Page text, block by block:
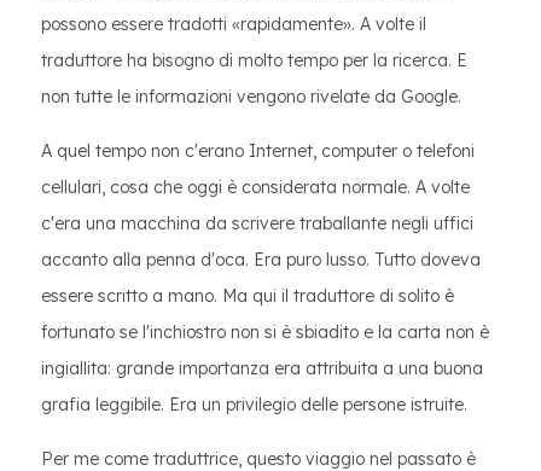
possono essere tradotti «rapidamente». A volte il
traduttore ha bisogno di molto tempo per la ricerca. E
non tutte le informazioni vengono rivelate da Google.
A quel tempo non c'erano Internet, computer o telefoni
cellulari, cosa che oggi è considerata normale. A volte
c'era una macchina da scrivere traballante negli uffici
accanto alla penna d'oca. Era puro lusso. Tutto doveva
essere scritto a mano. Ma qui il traduttore di solito è
fortunato se l'inchiostro non si è sbiadito e la carta non è
ingiallita: grande importanza era attribuita a una buona
grafia leggibile. Era un privilegio delle persone istruite.
Per me come traduttrice, questo viaggio nel passato è